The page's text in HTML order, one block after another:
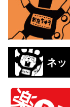
ネッ